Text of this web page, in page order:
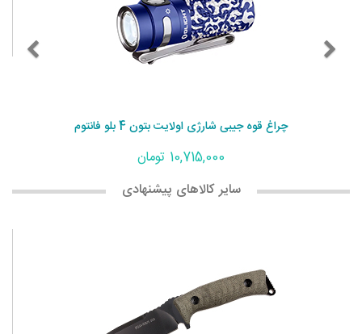
چراغ قوه جیبی شارژی اولایت بتون 4 بلو فانتوم
10,715,000 تومان
سایر کالاهای پیشنهادی